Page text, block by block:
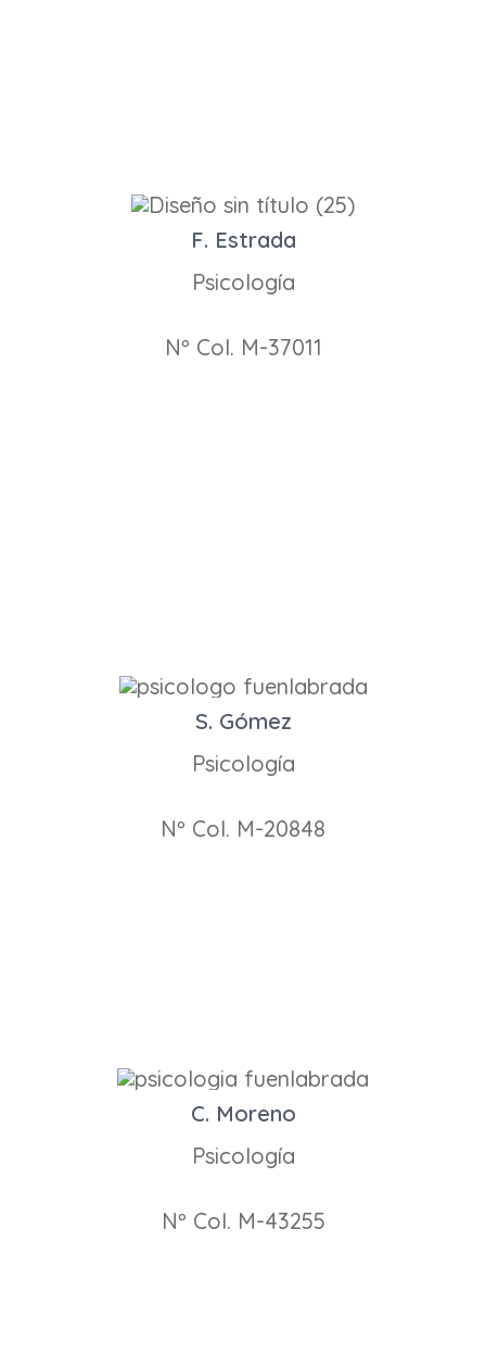
F. Estrada
Psicología
Nº Col. M-37011
S. Gómez
Psicología
Nº Col. M-20848
C. Moreno
Psicología
Nº Col. M-43255